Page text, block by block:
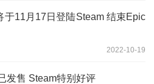
于11月17日登陆Steam 结束Epic
2022-10-19
发售 Steam特别好评